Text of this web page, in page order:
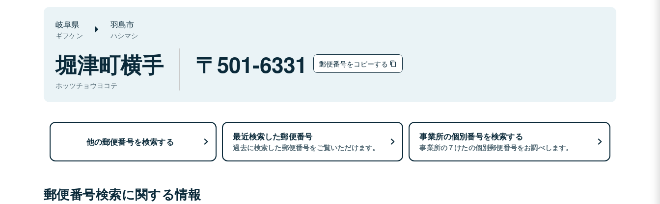
岐阜県
ギフケン
羽島市
ハシマシ
堀津町横手
ホッツチョウヨコテ
501-6331 郵便番号をコピーする
他の郵便番号を検索する 最近検索した郵便番号
過去に検索した郵便番号をご覧いただけます。
事業所の個別番号を検索する
事業所の７けたの個別郵便番号をお調べします。
郵便番号検索に関する情報